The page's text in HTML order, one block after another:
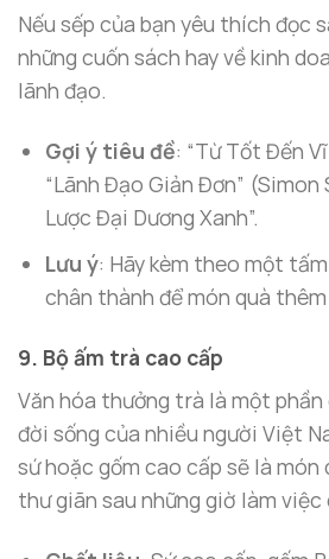
Nếu sếp của bạn yêu thích đọc
những cuốn sách hay về kinh
lãnh đạo.
Gợi ý tiêu đề: “Từ Tốt Đến
“Lãnh Đạo Giản Đơn” (Simon
Lược Đại Dương Xanh”.
Lưu ý: Hãy kèm theo một
chân thành để món quà
9. Bộ ấm trà cao cấp
Văn hóa thưởng trà là một
đời sống của nhiều người Việt
sứ hoặc gốm cao cấp sẽ là món
thư giãn sau những giờ làm việc